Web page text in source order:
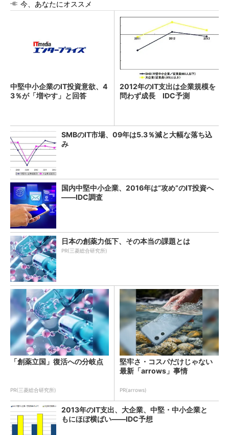
今、あなたにオススメ
中堅中小企業のIT投資意欲、4
3％が「増やす」と回答
2012年のIT支出は企業規模を
問わず成長 IDC予測
SMBのIT市場、09年は5.3％減と大幅な落ち込
み
国内中堅中小企業、2016年は“攻め”のIT投資へ
――IDC調査
日本の創薬力低下、その本当の課題とは
PR(三菱総合研究所)
「創薬立国」復活への分岐点
PR(三菱総合研究所)
堅牢さ・コスパだけじゃない
最新「arrows」事情
PR(arrows)
2013年のIT支出、大企業、中堅・中小企業と
もにほぼ横ばい――IDC予想